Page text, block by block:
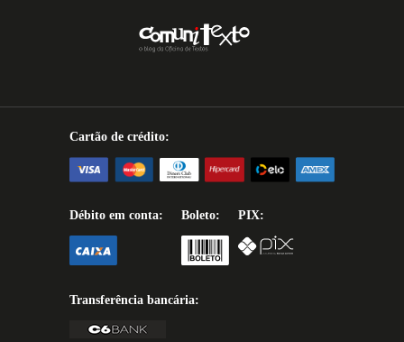
Cartão de crédito:
Débito em conta: Boleto: PIX:
Transferência bancária: